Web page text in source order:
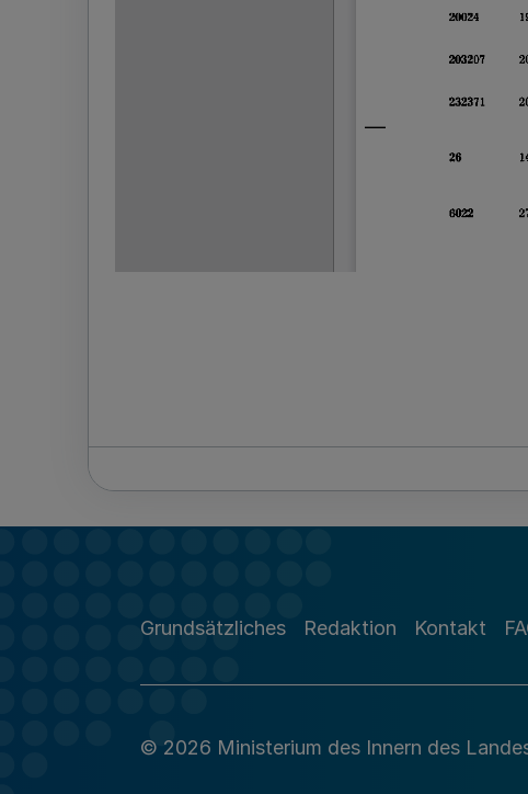
Grundsätzliches Redaktion Kontakt
© 2026 Ministerium des Innern des